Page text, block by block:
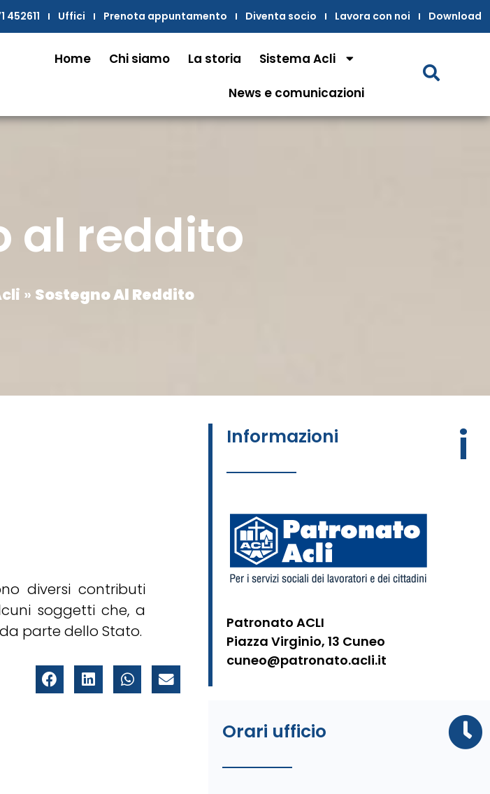
452611 Uffici Prenota appuntamento Diventa socio Lavora con noi Download
Home Chi siamo La storia Sistema Acli
News e comunicazioni
al reddito
» Sostegno Al Reddito
diversi contributi
soggetti che, a
parte dello Stato.
Informazioni
Patronato ACLI
Piazza Virginio, 13 Cuneo
cuneo@patronato.acli.it
i
Orari ufficio